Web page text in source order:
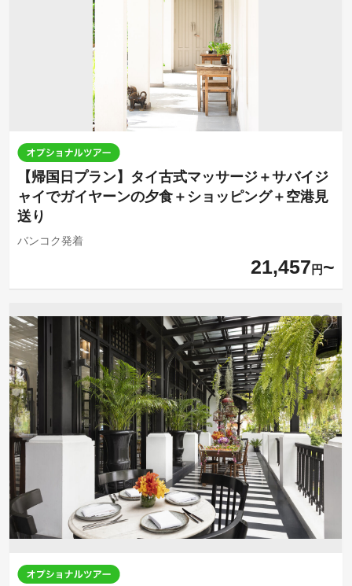
【帰国日プラン】タイ古式マッサージ＋サバイジ
ャイでガイヤーンの夕食＋ショッピング＋空港見
送り
バンコク発着
21,457 円